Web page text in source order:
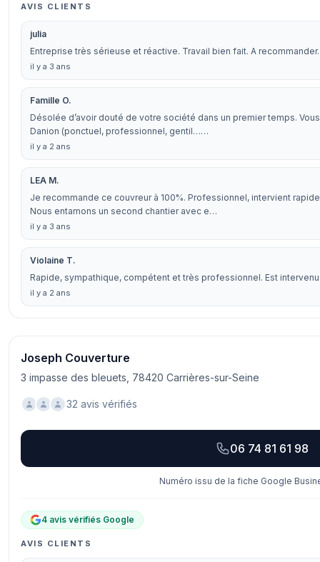
AVIS CLIENTS
julia
Entreprise très sérieuse et réactive. Travail bien fait. A recommander.
il y a 3 ans
Famille O.
Désolée d’avoir douté de votre société dans un premier temps.
Danion (ponctuel, professionnel, gentil……
il y a 2 ans
LEA M.
Je recommande ce couvreur à 100%. Professionnel, intervient
Nous entamons un second chantier avec e…
il y a 3 ans
Violaine T.
Rapide, sympathique, compétent et très professionnel. Est
il y a 2 ans
Joseph Couverture
3 impasse des bleuets, 78420 Carrières-sur-Seine
32 avis vérifiés
06 74 81 61 98
Numéro issu de la fiche Google
4 avis vérifiés Google
AVIS CLIENTS